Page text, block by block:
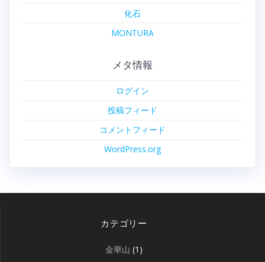
化石
MONTURA
メタ情報
ログイン
投稿フィード
コメントフィード
WordPress.org
カテゴリー
金華山 (1)